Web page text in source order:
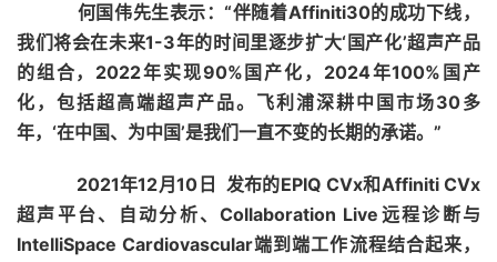
何国伟先生表示：“伴随着Affiniti30的成功下线，
我们将会在未来1-3年的时间里逐步扩大‘国产化’超声产品
的组合，2022年实现90%国产化，2024年100%国产
化，包括超高端超声产品。 飞利浦深耕中国市场30多
年，‘在中国、为中国’是我们一直不变的长期的承诺。”
2021年12月10日 发布的EPIQ CVx和Affiniti CVx
超声平台、自动分析、Collaboration Live远程诊断与
IntelliSpace Cardiovascular端到端工作流程结合起来，